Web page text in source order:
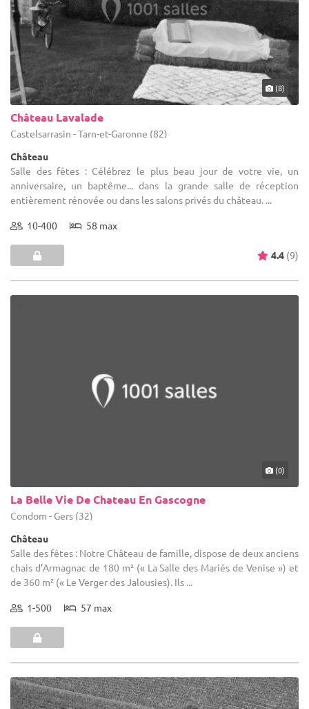
(8)
Château Lavalade
Castelsarrasin - Tarn-et-Garonne (82)
Château
Salle des fêtes : Célébrez le plus beau jour de votre vie, un
anniversaire, un baptême... dans la grande salle de réception
entièrement rénovée ou dans les salons privés du château. ...
10-400 58 max
4.4 (9)
(0)
La Belle Vie De Chateau En Gascogne
Condom - Gers (32)
Château
Salle des fêtes : Notre Château de famille, dispose de deux anciens
chais d’Armagnac de 180 m² (« La Salle des Mariés de Venise ») et
de 360 m² (« Le Verger des Jalousies). Ils ...
1-500 57 max